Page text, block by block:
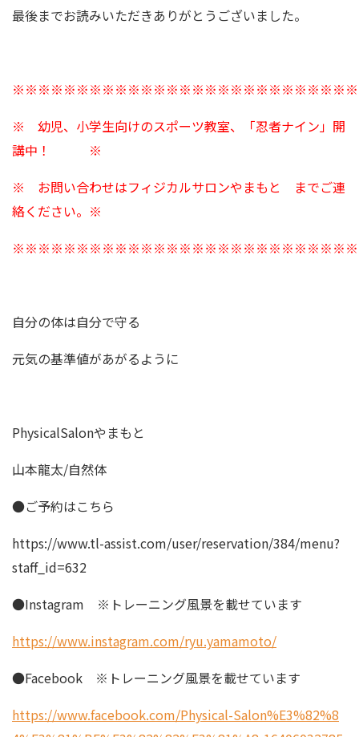
最後までお読みいただきありがとうございました。
※ 幼児、小学生向けのスポーツ教室、「忍者ナイン」開
講中！ ※
※ お問い合わせはフィジカルサロンやまもと までご連
絡ください。※
自分の体は自分で守る
元気の基準値があがるように
PhysicalSalonやまもと
山本龍太/自然体
●ご予約はこちら
https://www.tl-assist.com/user/reservation/384/menu?
staff_id=632
●Instagram ※トレーニング風景を載せています
https://www.instagram.com/ryu.yamamoto/
●Facebook ※トレーニング風景を載せています
https://www.facebook.com/Physical-Salon%E3%82%8